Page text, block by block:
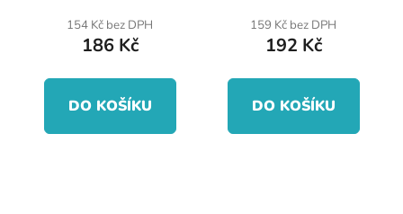
154 Kč bez DPH
186 Kč
DO KOŠÍKU
159 Kč bez DPH
192 Kč
DO KOŠÍKU